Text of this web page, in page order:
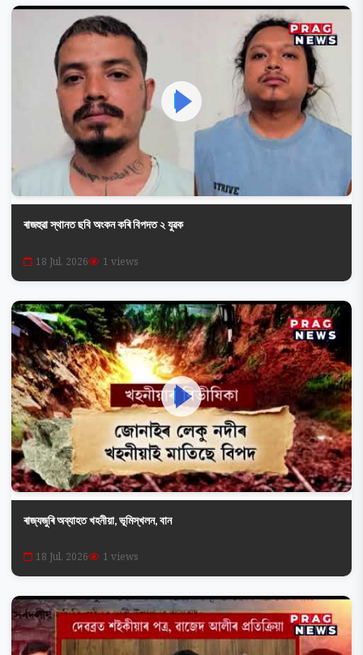
ৰাজহুৱা স্থানত ছবি অংকন কৰি বিপদত ২ যুৱক
18 Jul, 2026 1 views
ৰাজ্যজুৰি অব্যাহত খহনীয়া, ভূমিস্খলন, বান
18 Jul, 2026 1 views